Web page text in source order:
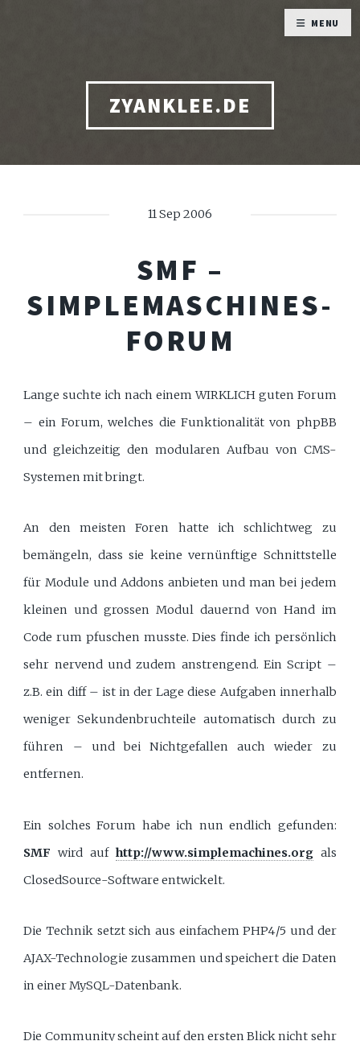
ZYANKLEE.DE
11 Sep 2006
SMF –
SIMPLEMASCHINES-
FORUM
Lange suchte ich nach einem WIRKLICH guten Forum
– ein Forum, welches die Funktionalität von phpBB
und gleichzeitig den modularen Aufbau von CMS-
Systemen mit bringt.
An den meisten Foren hatte ich schlichtweg zu
bemängeln, dass sie keine vernünftige Schnittstelle
für Module und Addons anbieten und man bei jedem
kleinen und grossen Modul dauernd von Hand im
Code rum pfuschen musste. Dies finde ich persönlich
sehr nervend und zudem anstrengend. Ein Script –
z.B. ein diff – ist in der Lage diese Aufgaben innerhalb
weniger Sekundenbruchteile automatisch durch zu
führen – und bei Nichtgefallen auch wieder zu
entfernen.
Ein solches Forum habe ich nun endlich gefunden:
SMF wird auf http://www.simplemachines.orgals
ClosedSource-Software entwickelt.
Die Technik setzt sich aus einfachem PHP4/5 und der
AJAX-Technologie zusammen und speichert die Daten
in einer MySQL-Datenbank.
Die Community scheint auf den ersten Blick nicht sehr
MENU